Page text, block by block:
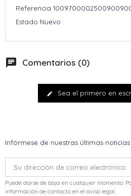
Referencia
Estado Nuevo
chat Comentarios (0)
edit Sea el primero en
Infórmese de nuestras últimas
Puede darse de baja en cualquier momento.
información de contacto en el aviso legal.